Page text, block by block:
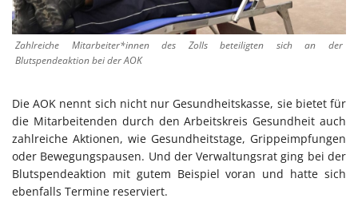
Zahlreiche Mitarbeiter*innen des Zolls beteiligten sich an der
Blutspendeaktion bei der AOK
Die AOK nennt sich nicht nur Gesundheitskasse, sie bietet für
die Mitarbeitenden durch den Arbeitskreis Gesundheit auch
zahlreiche Aktionen, wie Gesundheitstage, Grippeimpfungen
oder Bewegungspausen. Und der Verwaltungsrat ging bei der
Blutspendeaktion mit gutem Beispiel voran und hatte sich
ebenfalls Termine reserviert.